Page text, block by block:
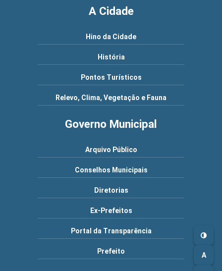
A
A Cidade
Hino da Cidade
História
Pontos Turísticos
Relevo, Clima, Vegetação e Fauna
Governo Municipal
Arquivo Público
Conselhos Municipais
Diretorias
Ex-Prefeitos
Portal da Transparência
Prefeito